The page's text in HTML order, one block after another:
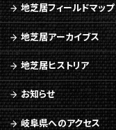
地芝居フィールドマップ
地芝居アーカイブス
地芝居ヒストリア
お知らせ
岐阜県へのアクセス